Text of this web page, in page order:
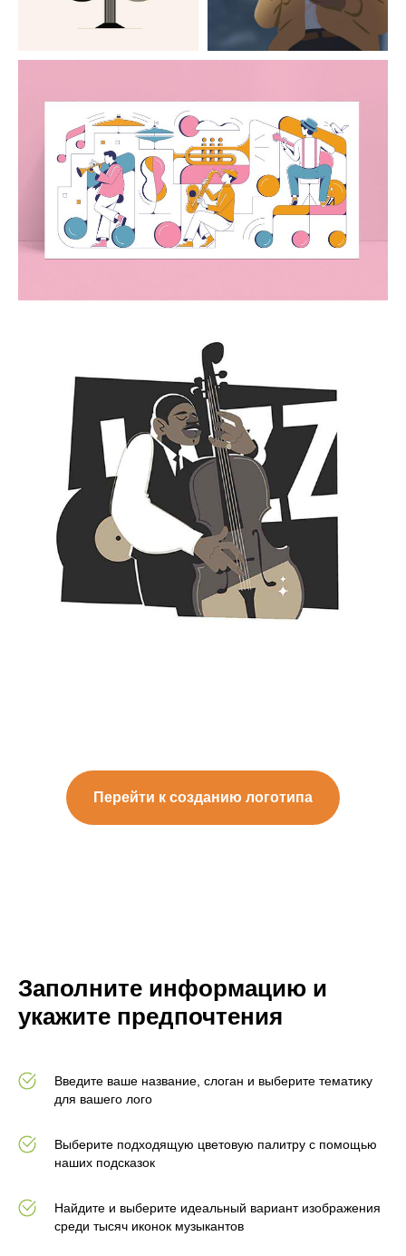
Перейти к созданию логотипа
Заполните информацию и
укажите предпочтения
Введите ваше название, слоган и выберите тематику
для вашего лого
Выберите подходящую цветовую палитру с помощью
наших подсказок
Найдите и выберите идеальный вариант изображения
среди тысяч иконок музыкантов